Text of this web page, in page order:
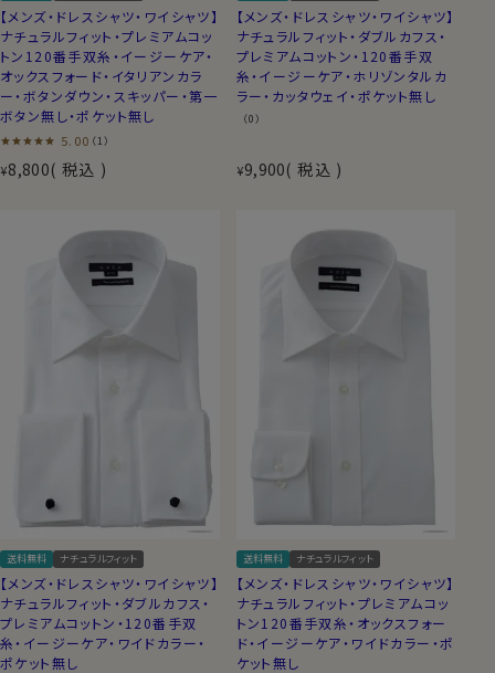
【メンズ・ドレスシャツ・ワイシャツ】
ナチュラルフィット・プレミアムコッ
トン120番手双糸・イージーケア・
オックスフォード・イタリアンカラ
ー・ボタンダウン・スキッパー・第一
ボタン無し・ポケット無し
5.00 （1）
¥8,800 税込
【メンズ・ドレスシャツ・ワイシャツ】
ナチュラルフィット・ダブルカフス・
プレミアムコットン・120番手双
糸・イージーケア・ホリゾンタルカ
ラー・カッタウェイ・ポケット無し
（0）
¥9,900 税込
送料無料 ナチュラルフィット
【メンズ・ドレスシャツ・ワイシャツ】
ナチュラルフィット・ダブルカフス・
プレミアムコットン・120番手双
糸・イージーケア・ワイドカラー・
ポケット無し
送料無料 ナチュラルフィット
【メンズ・ドレスシャツ・ワイシャツ】
ナチュラルフィット・プレミアムコッ
トン120番手双糸・オックスフォー
ド・イージーケア・ワイドカラー・ポ
ケット無し